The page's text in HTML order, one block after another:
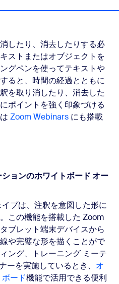
したり、消去したりする必
ストまたはオブジェクトを
グペンを使ってテキストや
ると、時間の経過とともに
を取り消したり、消去した
ポイントを強く印象づける
Zoom Webinars にも搭載
ョンのホワイトボード オー
プは、注釈を意図した形に
この機能を搭載した Zoom
ブレット端末デバイスから
や完璧な形を描くことがで
ング、トレーニング ミーテ
ーを実施しているとき、 オ
ード機能で活用できる便利